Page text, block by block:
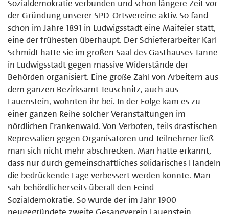
Sozialdemokratie verbunden und schon längere Zeit vor
der Gründung unserer SPD-Ortsver­eine aktiv. So fand
schon im Jahre 1891 in Ludwigsstadt eine Maifeier statt,
eine der frühesten überhaupt. Der Schieferarbeiter Karl
Schmidt hatte sie im großen Saal des Gasthauses Tanne
in Ludwigsstadt gegen massive Widerstände der
Behörden organisiert. Eine große Zahl von Arbeitern aus
dem ganzen Bezirksamt Teuschnitz, auch aus
Lauenstein, wohnten ihr bei. In der Folge kam es zu
einer ganzen Reihe solcher Veranstaltungen im
nördlichen Fran­kenwald. Von Verboten, teils drastischen
Repressalien gegen Organisato­ren und Teilnehmer ließ
man sich nicht mehr abschrecken. Man hatte er­kannt,
dass nur durch gemeinschaftliches solidarisches Handeln
die be­drückende Lage verbessert werden konnte. Man
sah behördlicherseits überall den Feind
Sozialdemokratie. So wurde der im Jahr 1900
neugegründete zweite Gesangverein Lauenstein